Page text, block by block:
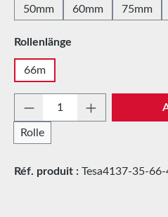
50mm
60mm 75mm
Sélectionnez
Rollenlänge
66m
Quantité de produit :
Rolle
Réf. produit : Tesa4137-35-66-